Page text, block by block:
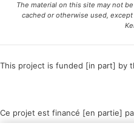
The material on this site may not
cached or otherwise used,
This project is funded [in part] by
Ce projet est financé [en partie]